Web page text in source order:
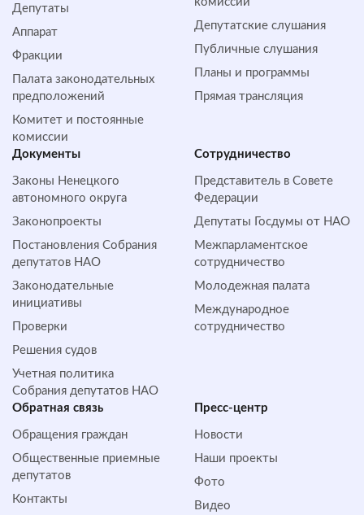
Депутаты
Аппарат
Фракции
Палата законодательных
предположений
Комитет и постоянные
комиссии
Депутатские слушания
Публичные слушания
Планы и программы
Прямая трансляция
Документы
Законы Ненецкого
автономного округа
Законопроекты
Постановления Собрания
депутатов НАО
Законодательные
инициативы
Проверки
Решения судов
Учетная политика
Собрания депутатов НАО
Сотрудничество
Представитель в Совете
Федерации
Депутаты Госдумы от НАО
Межпарламентское
сотрудничество
Молодежная палата
Международное
сотрудничество
Обратная cвязь
Обращения граждан
Общественные приемные
депутатов
Контакты
Пресс-центр
Новости
Наши проекты
Фото
Видео